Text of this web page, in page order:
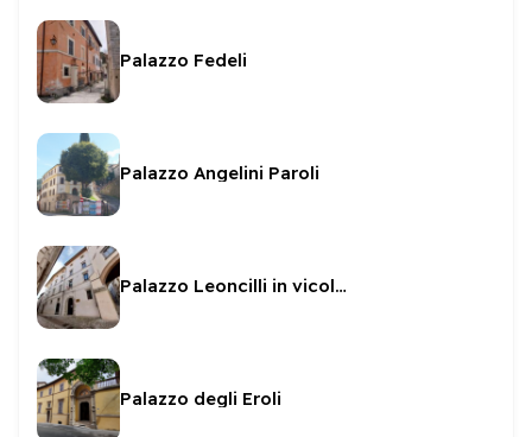
Palazzo Fedeli
Palazzo Angelini Paroli
Palazzo Leoncilli in vicolo Pianciani
Palazzo degli Eroli